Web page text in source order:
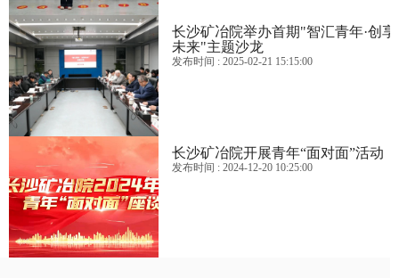
长沙矿冶院召开“五四”表彰暨“我为新质生产力献一策”座谈会
长沙矿冶院举办首期"智汇青年·创享
未来"主题沙龙
发布时间 : 2025-02-21 15:15:00
长沙矿冶院举办首期"智汇青年·创享未来"主题沙龙
长沙矿冶院开展青年“面对面”活动
发布时间 : 2024-12-20 10:25:00